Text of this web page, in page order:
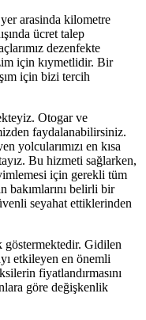
arasinda kilometre
ücret talep
dezenfekte
için kıymetlidir. Bir
için bizi tercih
Otogar ve
faydalanabilirsiniz.
yolcularımızı en kısa
Bu hizmeti sağlarken,
için gerekli tüm
bakımlarını belirli bir
seyahat ettiklerinden
Gidilen
etkileyen en önemli
fiyatlandırmasını
göre değişkenlik